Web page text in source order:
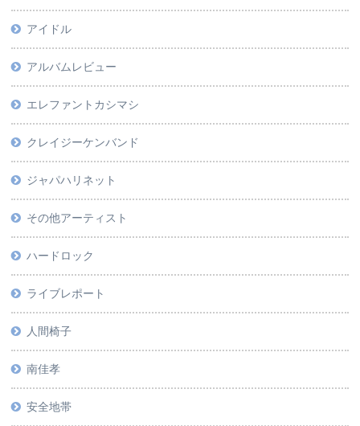
アイドル
アルバムレビュー
エレファントカシマシ
クレイジーケンバンド
ジャパハリネット
その他アーティスト
ハードロック
ライブレポート
人間椅子
南佳孝
安全地帯